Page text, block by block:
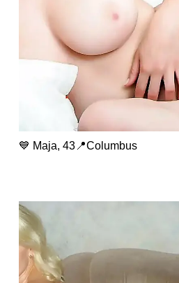
💙 Maja, 43📍Columbus